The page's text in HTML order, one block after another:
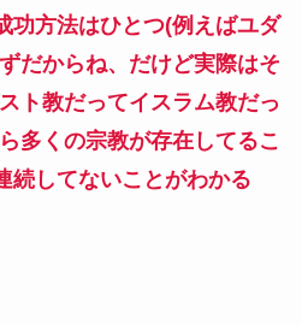
功方法はひとつ(例えばユダ
だからね、だけど実際はそ
ト教だってイスラム教だっ
多くの宗教が存在してるこ
続してないことがわかる